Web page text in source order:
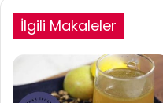
İlgili Makaleler